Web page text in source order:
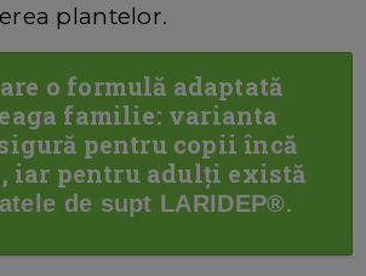
plantelor.
o formulă adaptată
familie: varianta
pentru copii încă
iar pentru adulți există
de supt LARIDEP®.